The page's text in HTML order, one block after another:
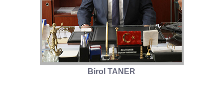
Birol TANER